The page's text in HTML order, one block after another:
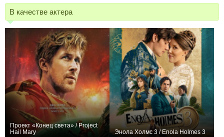
В качестве актера
Проект «Конец света» / Project
Hail Mary
Энола Холмс 3 / Enola Holmes 3